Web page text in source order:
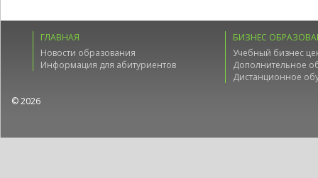
ГЛАВНАЯ
Новости образования
Информация для абитуриентов
БИЗНЕС
Учебный бизнес
Дополнительное
Дистанционное
© 2026